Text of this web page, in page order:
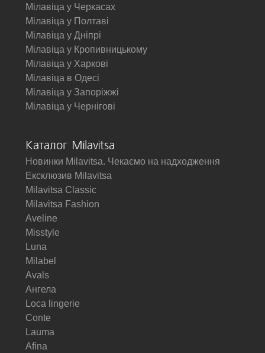
Мілавіца у Черкасах
Мілавіца у Полтаві
Мілавіца у Дніпрі
Мілавіца у Кропивницькому
Мілавіца у Харкові
Мілавіца в Одесі
Мілавіца у Запоріжжі
Мілавіца у Чернігові
Каталог Milavitsa
Новинки Milavitsa. Чекаємо на надходження
Ексклюзив Milavitsa
Milavitsa Classic
Milavitsa Fashion
Aveline
Misstyle
Luna
Milabel
Avals
Ангела
Loca lingerie
Conte
Lauma
Afina